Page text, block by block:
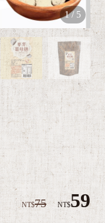
1/ 5
NT$75 NT$59